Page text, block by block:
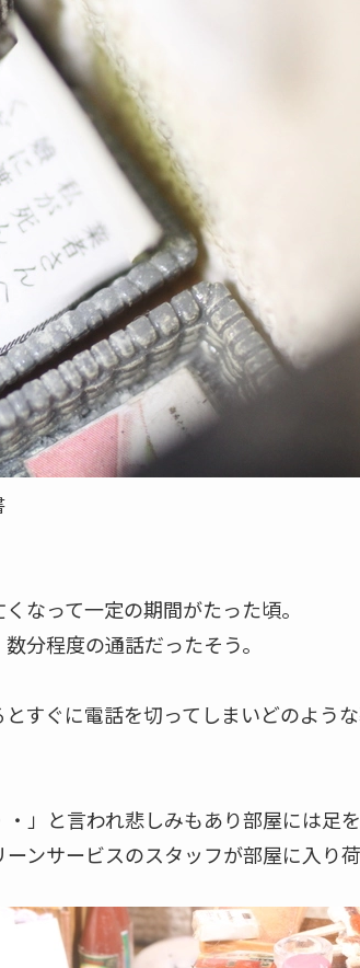
個展示いたしました。
の１つは「布団のシミが物語る、故人
見た人からは、「キャー」「えぇぇー
がっていた。
に他界し口数は少ない寡黙な父親が